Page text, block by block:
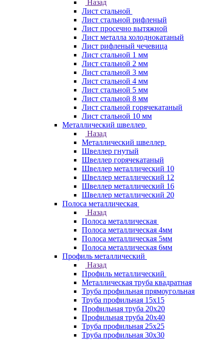
Назад
Лист стальной
Лист стальной рифленый
Лист просечно вытяжной
Лист металла холоднокатаный
Лист рифленый чечевица
Лист стальной 1 мм
Лист стальной 2 мм
Лист стальной 3 мм
Лист стальной 4 мм
Лист стальной 5 мм
Лист стальной 8 мм
Лист стальной горячекатаный
Лист стальной 10 мм
Металлический швеллер
Назад
Металлический швеллер
Швеллер гнутый
Швеллер горячекатаный
Швеллер металлический 10
Швеллер металлический 12
Швеллер металлический 16
Швеллер металлический 20
Полоса металлическая
Назад
Полоса металлическая
Полоса металлическая 4мм
Полоса металлическая 5мм
Полоса металлическая 6мм
Профиль металлический
Назад
Профиль металлический
Металлическая труба квадратная
Труба профильная прямоугольная
Труба профильная 15х15
Профильная труба 20х20
Профильная труба 20х40
Труба профильная 25х25
Труба профильная 30x30